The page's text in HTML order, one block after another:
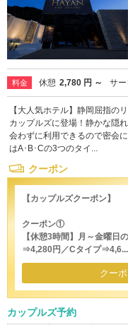
料金 休憩 2,780 円 ～ サ
【大人気ホテル】静岡屈指の
カップルズに登場！静かな隠
会わずに利用できるので密会
はA･B･Cの3つのタイ...
クーポン
【カップルズクーポン】
クーポン①
【休憩3時間】月～金曜
⇒4,280円／Cタイプ⇒4,6...
クー
カップルズ予約